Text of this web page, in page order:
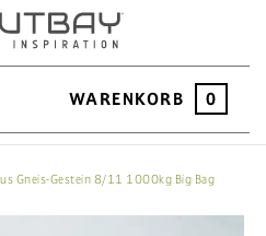
WARENKORB 0
Gneis-Gestein 8/11 1000kg Big Bag